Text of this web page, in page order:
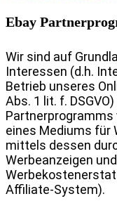
Ebay
Wir sind auf
Interessen (d.h.
Betrieb unseres
Abs. 1 lit. f.
Partnerprogramms
eines Mediums für
mittels dessen
Werbeanzeigen
Affiliate-System).